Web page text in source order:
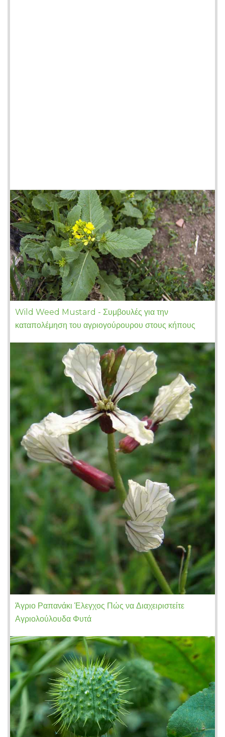
Wild Weed Mustard - Συμβουλές για την
καταπολέμηση του αγριογούρουρου στους κήπους
Άγριο Ραπανάκι Έλεγχος Πώς να Διαχειριστείτε
Αγριολούλουδα Φυτά